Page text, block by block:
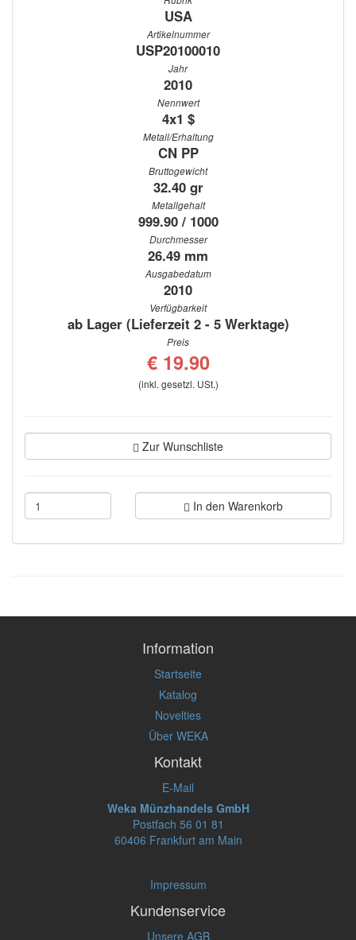
USA
Artikelnummer
USP20100010
Jahr
2010
Nennwert
4x1 $
Metall/Erhaltung
CN PP
Bruttogewicht
32.40 gr
Metallgehalt
999.90 / 1000
Durchmesser
26.49 mm
Ausgabedatum
2010
Verfügbarkeit
ab Lager (Lieferzeit 2 - 5 Werktage)
Preis
€ 19.90
(inkl. gesetzl. USt.)
Zur Wunschliste
In den Warenkorb
Information
Startseite
Katalog
Novelties
Über WEKA
Kontakt
E-Mail
Weka Münzhandels GmbH
Postfach 56 01 81
60406 Frankfurt am Main
Impressum
Kundenservice
Unsere AGB